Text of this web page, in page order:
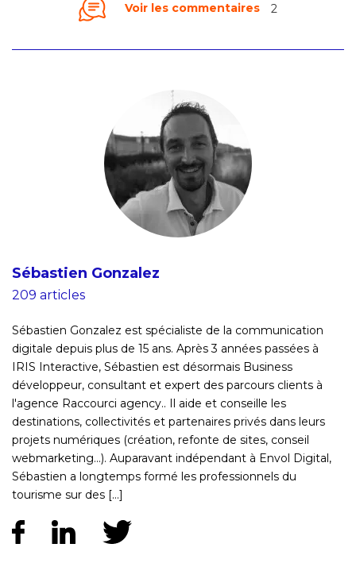
Voir les commentaires 2
Sébastien Gonzalez
209 articles
Sébastien Gonzalez est spécialiste de la communication
digitale depuis plus de 15 ans. Après 3 années passées à
IRIS Interactive, Sébastien est désormais Business
développeur, consultant et expert des parcours clients à
l'agence Raccourci agency.. Il aide et conseille les
destinations, collectivités et partenaires privés dans leurs
projets numériques (création, refonte de sites, conseil
webmarketing...). Auparavant indépendant à Envol Digital,
Sébastien a longtemps formé les professionnels du
tourisme sur des [...]